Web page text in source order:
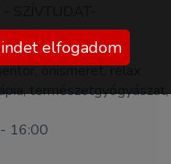
masszőz,
önismeret, relax
természetgyógyászat,
16:00
elfogadom